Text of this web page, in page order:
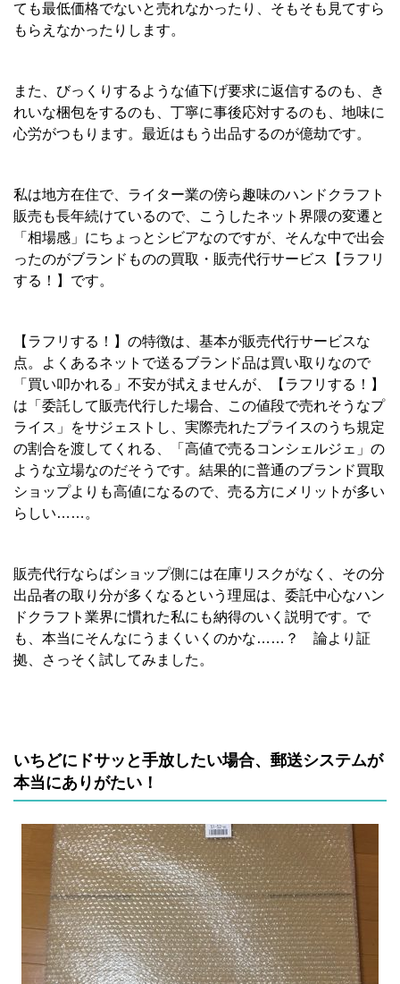
ても最低価格でないと売れなかったり、そもそも見てすら
もらえなかったりします。
また、びっくりするような値下げ要求に返信するのも、き
れいな梱包をするのも、丁寧に事後応対するのも、地味に
心労がつもります。最近はもう出品するのが億劫です。
私は地方在住で、ライター業の傍ら趣味のハンドクラフト
販売も長年続けているので、こうしたネット界隈の変遷と
「相場感」にちょっとシビアなのですが、そんな中で出会
ったのがブランドものの買取・販売代行サービス【ラフリ
する！】です。
【ラフリする！】の特徴は、基本が販売代行サービスな
点。よくあるネットで送るブランド品は買い取りなので
「買い叩かれる」不安が拭えませんが、【ラフリする！】
は「委託して販売代行した場合、この値段で売れそうなプ
ライス」をサジェストし、実際売れたプライスのうち規定
の割合を渡してくれる、「高値で売るコンシェルジェ」の
ような立場なのだそうです。結果的に普通のブランド買取
ショップよりも高値になるので、売る方にメリットが多い
らしい……。
販売代行ならばショップ側には在庫リスクがなく、その分
出品者の取り分が多くなるという理屈は、委託中心なハン
ドクラフト業界に慣れた私にも納得のいく説明です。で
も、本当にそんなにうまくいくのかな……？ 論より証
拠、さっそく試してみました。
いちどにドサッと手放したい場合、郵送システムが
本当にありがたい！